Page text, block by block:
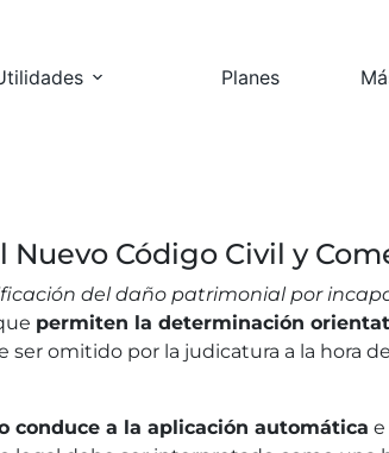
Planes
Código Civil y
del daño patrimonial por
permiten la determinación
ser omitido por la judicatura a la hora
a la aplicación automática